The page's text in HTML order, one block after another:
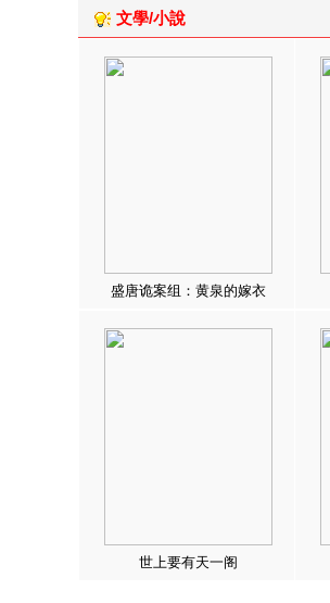
文學/小說
盛唐诡案组：黄泉的嫁衣
世上要有天一阁